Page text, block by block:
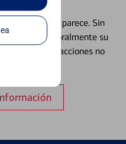
Banca en Línea
de lo que parece. Sin
temporalmente su
prevenir transacciones no